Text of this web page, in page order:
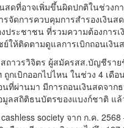
ดที่อาจเพิ่มขึ้นผิดปกติในช่วงก
จัดการควบคุมการสำรองเงินส
ประชาชน ที่รวมความต้องกา
ห้ติดตามดูแลการเบิกถอนเงิน
าวรวิจิตร ผู้สมัครสส.บัญชีรา
ถูกเบิกออกไปไหน ในช่วง 4 เ
นที่ผ่านมา มีการถอนเงินสดจา
มูลสถิติธนบัตรของแบงก์ชาติ แ
society จาก ก.ค.